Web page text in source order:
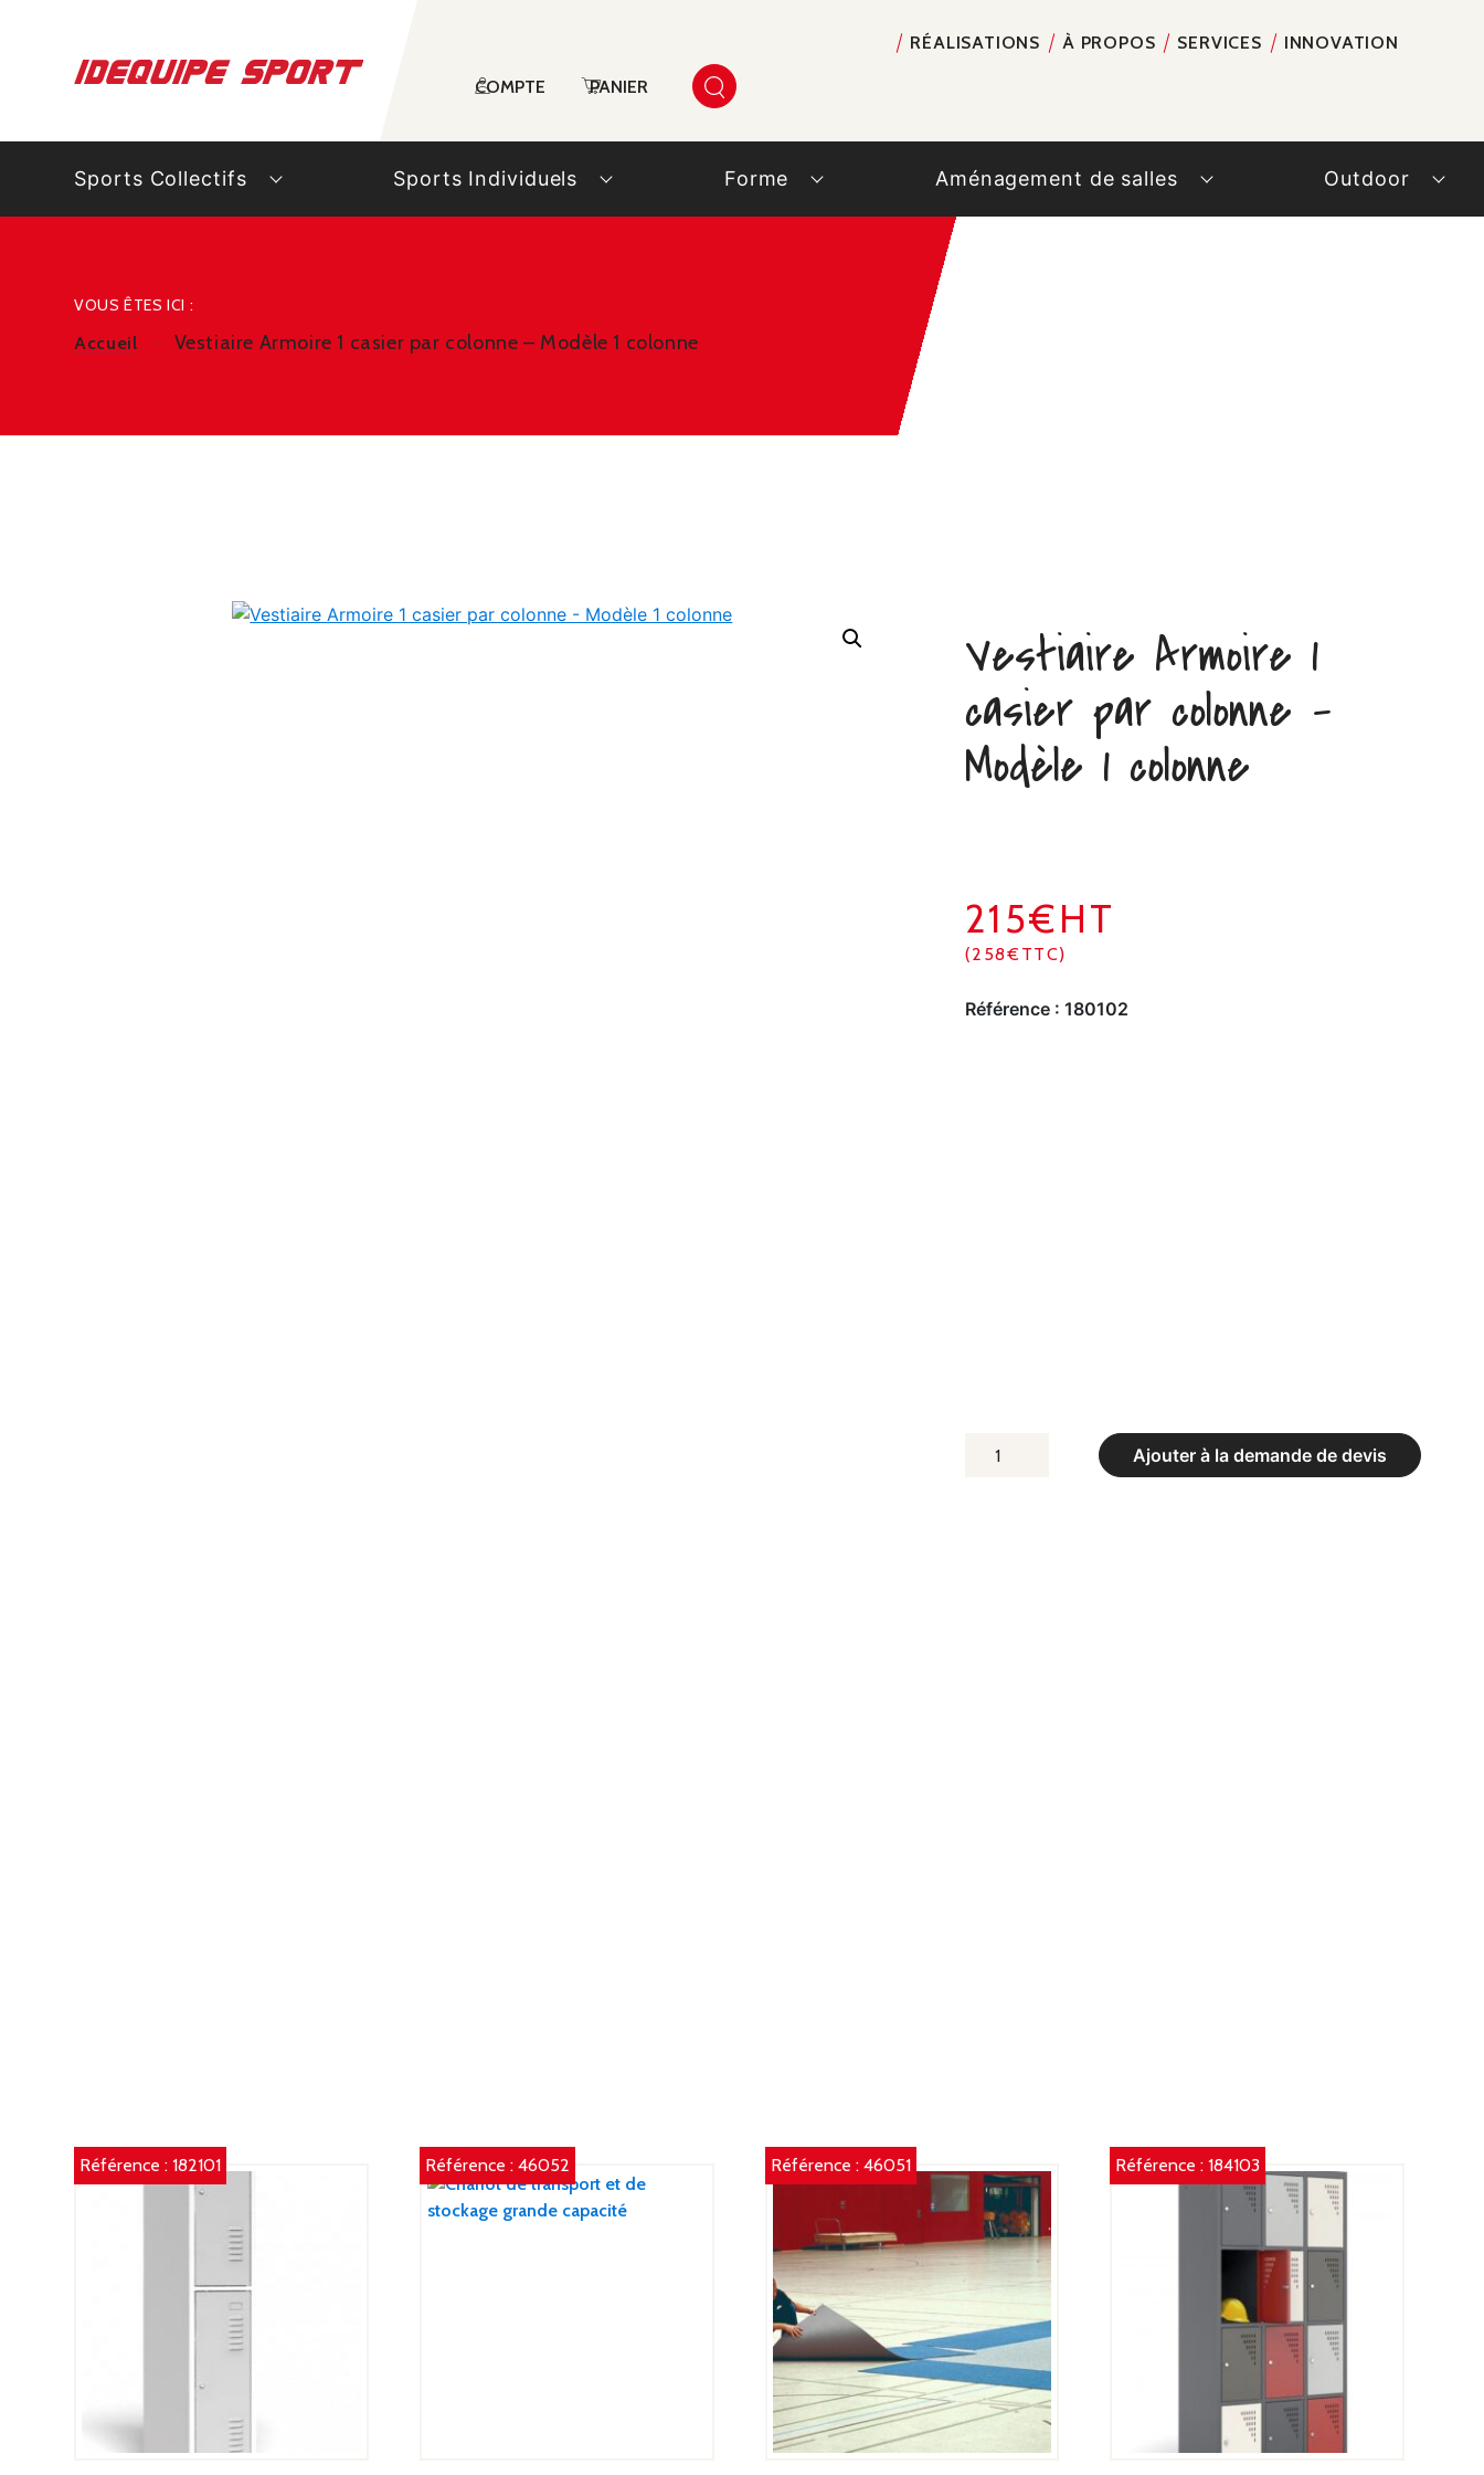
RÉALISATIONS À PROPOS SERVICES INNOVATION
COMPTE PANIER
Sports Collectifs Sports Individuels Forme Aménagement de salles Outdoor
VOUS ÊTES ICI :
Accueil Vestiaire Armoire 1 casier par colonne – Modèle 1 colonne
Vestiaire Armoire 1
casier par colonne –
Modèle 1 colonne
215€HT
(258€TTC)
Référence : 180102
Ajouter à la demande de devis
QUANTITÉ
Référence :182101 Référence : 46052 Référence : 46051 Référence :184103